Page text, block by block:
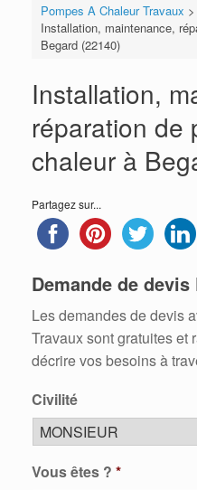
Pompes A Chaleur Travaux >
Installation, maintenance,
Begard (22140)
Installation,
réparation de
chaleur à
Partagez sur...
Demande de
Les demandes de devis
Travaux sont gratuites et
décrire vos besoins à
Civilité
Vous êtes ? *